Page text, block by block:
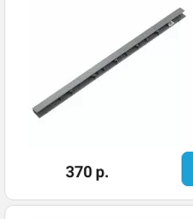
370 р.